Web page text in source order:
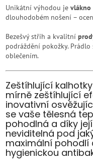
Unikátní výhodou je vlákno
dlouhodobém nošení –
Bezešvý střih a kvalitní
podráždění pokožky.
oblečením.
Zeštíhlující
mírně zeštíhlující
inovativní
se vaše tělesná
pohodlná a díky
neviditelná pod
maximální pohodlí
hygienickou